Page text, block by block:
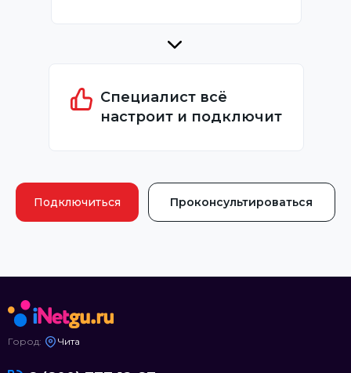
Специалист всё
настроит и подключит
Подключиться Проконсультироваться
Город: Чита